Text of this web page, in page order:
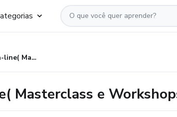
Ingressos on-line( Masterclass e Workshops)
Masterclass e